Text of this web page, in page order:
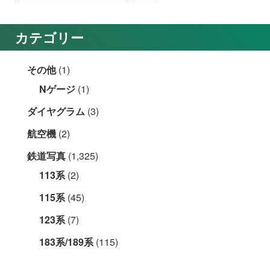
カテゴリー
その他(1)
Nゲージ (1)
ダイヤグラム (3)
航空機 (2)
鉄道写真 (1,325)
113系(2)
115系(45)
123系(7)
183系/189系(115)